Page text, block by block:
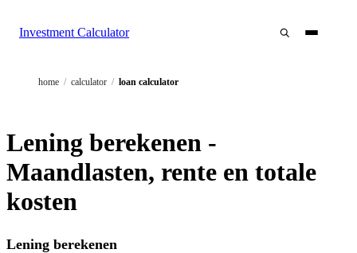
Investment Calculator
home / calculator / loan calculator
Lening berekenen -
Maandlasten, rente en totale
kosten
Lening berekenen